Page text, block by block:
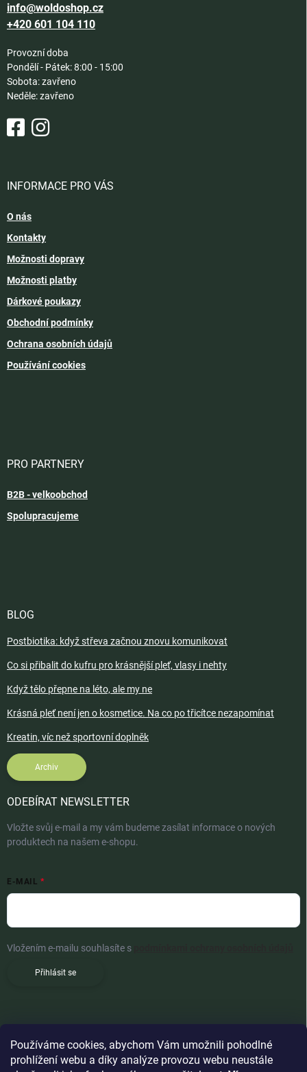
Používáme cookies, abychom Vám umožnili pohodlné
prohlížení webu a díky analýze provozu webu neustále
info@woldoshop.cz
+420 601 104 110
Provozní doba
Pondělí - Pátek: 8:00 - 15:00
Sobota: zavřeno
Neděle: zavřeno
INFORMACE PRO VÁS
O nás
Kontakty
Možnosti dopravy
Možnosti platby
Dárkové poukazy
Obchodní podmínky
Ochrana osobních údajů
Používání cookies
PRO PARTNERY
B2B - velkoobchod
Spolupracujeme
BLOG
Postbiotika: když střeva začnou znovu komunikovat
Co si přibalit do kufru pro krásnější pleť, vlasy i nehty
Když tělo přepne na léto, ale my ne
Krásná pleť není jen o kosmetice. Na co po třicítce nezapomínat
Kreatin, víc než sportovní doplněk
Archiv
ODEBÍRAT NEWSLETTER
Vložte svůj e-mail a my vám budeme zasílat informace o nových
produktech na našem e-shopu.
E-MAIL
Vložením e-mailu souhlasíte s
Přihlásit se